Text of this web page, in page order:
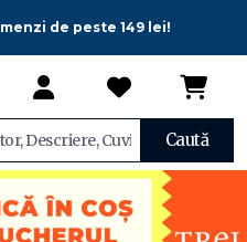
de peste 149 lei!
Caută